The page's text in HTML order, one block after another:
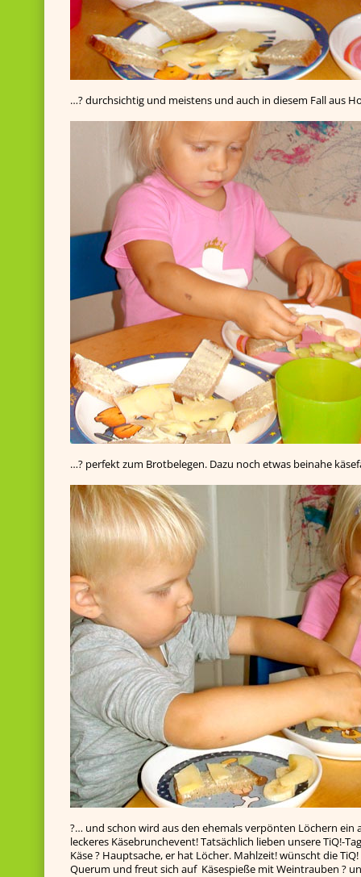
…? durchsichtig und meistens und auch in diesem Fall aus
…? perfekt zum Brotbelegen. Dazu noch etwas beinahe
?… und schon wird aus den ehemals verpönten Löchern ein
leckeres Käsebrunchevent! Tatsächlich lieben unsere TiQ!-
Käse ? Hauptsache, er hat Löcher. Mahlzeit! wünscht die
Querum und freut sich auf Käsespieße mit Weintrauben ?